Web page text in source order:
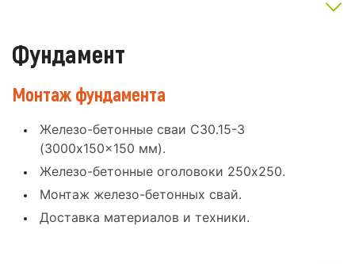
Фундамент
Монтаж фундамента
Железо-бетонные сваи С30.15-3
(3000x150x150 мм).
Железо-бетонные оголовоки 250x250.
Монтаж железо-бетонных свай.
Доставка материалов и техники.